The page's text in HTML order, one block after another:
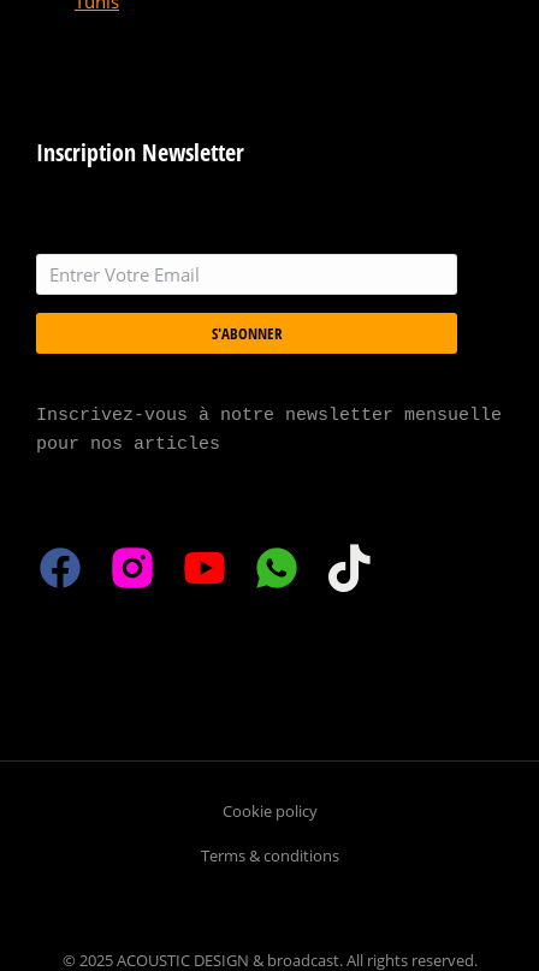
Inscription Newsletter
S'ABONNER
Inscrivez-vous à notre newsletter mensuelle
pour nos articles
© 2025 ACOUSTIC DESIGN & broadcast. All rights reserved.
Cookie policy
Terms & conditions